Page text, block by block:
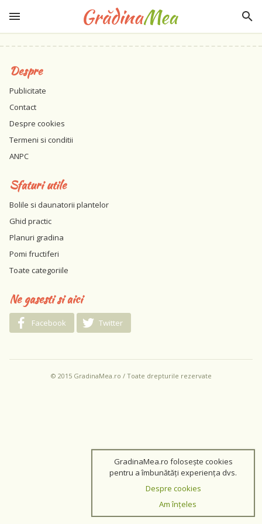
Despre
Publicitate
Contact
Despre cookies
Termeni si conditii
ANPC
Sfaturi utile
Bolile si daunatorii plantelor
Ghid practic
Planuri gradina
Pomi fructiferi
Toate categoriile
Ne gasesti si aici
Facebook Twitter
© 2015 GradinaMea.ro / Toate drepturile rezervate
GradinaMea.ro folosește cookies
pentru a îmbunătăți experiența dvs.
Despre cookies
Am înțeles